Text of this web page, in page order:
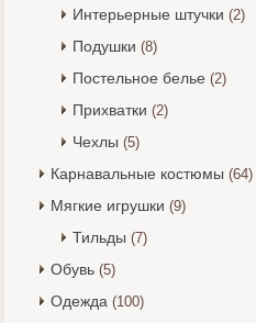
Интерьерные штучки (2)
Подушки (8)
Постельное белье (2)
Прихватки (2)
Чехлы (5)
Карнавальные костюмы (64)
Мягкие игрушки (9)
Тильды (7)
Обувь (5)
Одежда (100)